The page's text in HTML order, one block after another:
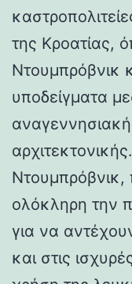
της Κροατίας,
Ντουμπρόβνικ
υποδείγματα
Ντουμπρόβνικ,
ολόκληρη την
για να
και στις